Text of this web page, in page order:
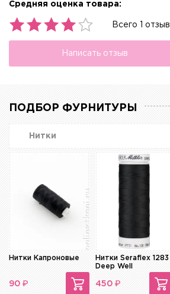
Средняя оценка товара:
Всего 1 отзыв
Написать отзыв
ПОДБОР ФУРНИТУРЫ
Нитки
Нитки Капроновые
90 ₽
Нитки Seraflex 1283
Deep Well
450 ₽